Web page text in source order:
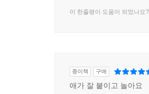
이 한줄평이 도움이 되었나요?
종이책 구매
애가 잘 붙이고 놀아요